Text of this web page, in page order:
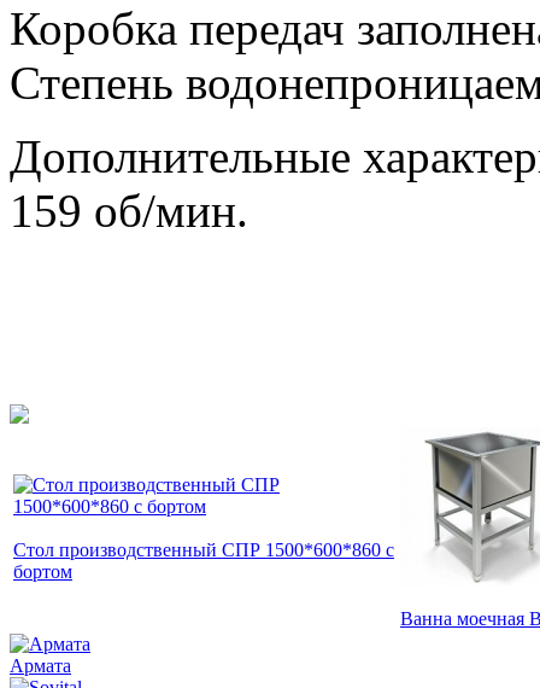
Коробка передач
Степень
Дополнительные
159 об/мин.
Стол производственный СПР 1500*600*860 с
бортом
Ванна моечная
Армата